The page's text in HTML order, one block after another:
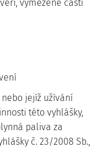
vymezené částí
nebo jejíž užívání
této vyhlášky,
paliva za
č. 23/2008 Sb.,